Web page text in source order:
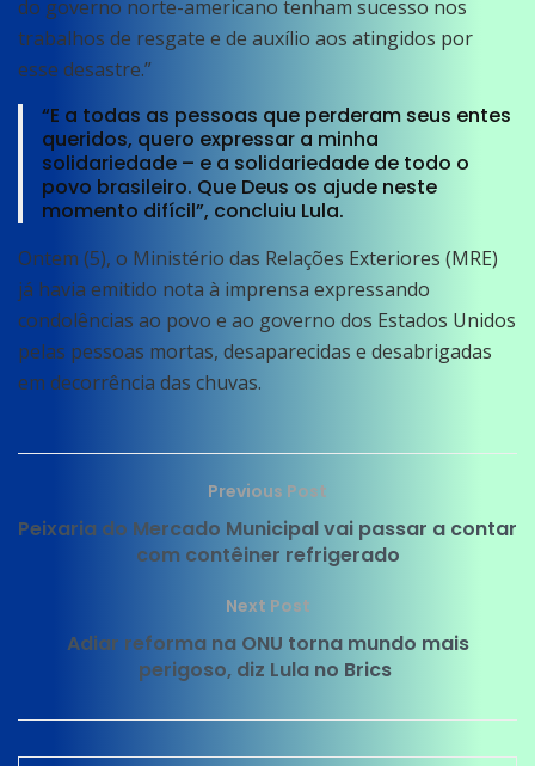
do governo norte-americano tenham sucesso nos
trabalhos de resgate e de auxílio aos atingidos por
esse desastre.”
“E a todas as pessoas que perderam seus entes
queridos, quero expressar a minha
solidariedade – e a solidariedade de todo o
povo brasileiro. Que Deus os ajude neste
momento difícil”, concluiu Lula.
Ontem (5), o Ministério das Relações Exteriores (MRE)
já havia emitido nota à imprensa expressando
condolências ao povo e ao governo dos Estados Unidos
pelas pessoas mortas, desaparecidas e desabrigadas
em decorrência das chuvas.
Previous Post
Peixaria do Mercado Municipal vai passar a contar
com contêiner refrigerado
Next Post
Adiar reforma na ONU torna mundo mais
perigoso, diz Lula no Brics